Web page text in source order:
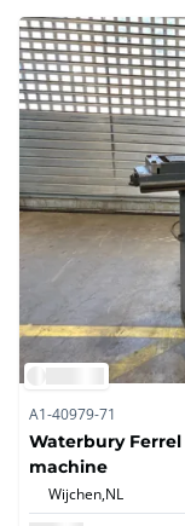
A1-40979-71
Waterbury
machine
Wijchen,NL